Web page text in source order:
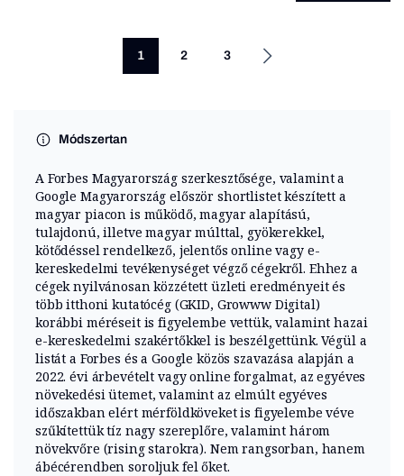
1 2 3
Módszertan
A Forbes Magyarország szerkesztősége, valamint a
Google Magyarország először shortlistet készített a
magyar piacon is működő, magyar alapítású,
tulajdonú, illetve magyar múlttal, gyökerekkel,
kötődéssel rendelkező, jelentős online vagy e-
kereskedelmi tevékenységet végző cégekről. Ehhez a
cégek nyilvánosan közzétett üzleti eredményeit és
több itthoni kutatócég (GKID, Growww Digital)
korábbi méréseit is figyelembe vettük, valamint hazai
e-kereskedelmi szakértőkkel is beszélgettünk. Végül a
listát a Forbes és a Google közös szavazása alapján a
2022. évi árbevételt vagy online forgalmat, az egyéves
növekedési ütemet, valamint az elmúlt egyéves
időszakban elért mérföldköveket is figyelembe véve
szűkítettük tíz nagy szereplőre, valamint három
növekvőre (rising starokra). Nem rangsorban, hanem
ábécérendben soroljuk fel őket.